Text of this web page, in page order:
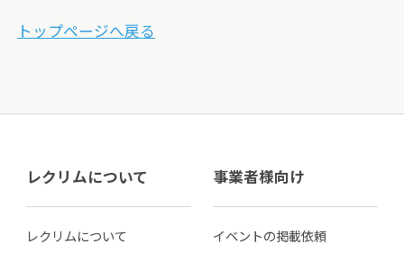
トップページへ戻る
レクリムについて
レクリムについて
事業者様向け
イベントの掲載依頼